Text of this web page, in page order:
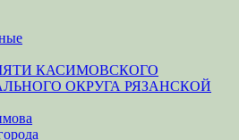
КАСИМОВСКОГО
ОКРУГА РЯЗАНСКОЙ